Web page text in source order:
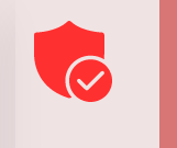
приятный